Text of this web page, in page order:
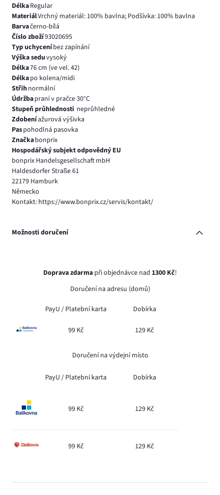
DélkaRegular
MateriálVrchný materiál: 100% bavlna; Podšívka: 100% bavlna
Barvačerno-bílá
Číslo zboží93020695
Typ uchyceníbez zapínání
Výška seduvysoký
Délka76 cm (ve vel. 42)
Délkapo kolena/midi
Střihnormální
Údržbapraní v pračce 30°C
Stupeň průhlednosti neprůhledné
Zdobeníažurová výšivka
Paspohodlná pasovka
Značkabonprix
Hospodářský subjekt odpovědný EU
bonprix Handelsgesellschaft mbH
Haldesdorfer Straße 61
22179 Hamburk
Německo
Kontakt: https://www.bonprix.cz/servis/kontakt/
Možnosti doručení
Doprava zdarma při objednávce nad 1300 Kč!
Doručení na adresu (domů)
PayU / Platební karta Dobírka
99 Kč 129 Kč
Doručení na výdejní místo
PayU / Platební karta Dobírka
99 Kč 129 Kč
99 Kč 129 Kč